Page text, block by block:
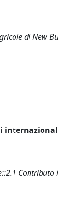
di New
Contributo